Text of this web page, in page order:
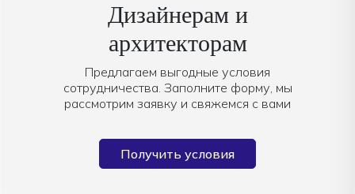
Дизайнерам и
архитекторам
Предлагаем выгодные условия
сотрудничества. Заполните форму, мы
рассмотрим заявку и свяжемся с вами
Получить условия